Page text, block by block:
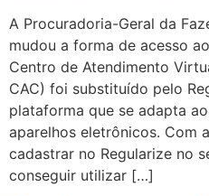
A Procuradoria-Geral da
mudou a forma de acesso
Centro de Atendimento
CAC) foi substituído pelo
plataforma que se adapta
aparelhos eletrônicos. Com
cadastrar no Regularize no
conseguir utilizar […]